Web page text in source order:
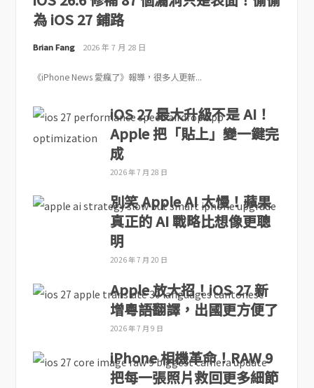
為 iOS 27 鋪路
Brian Fang 2026 年 7 月 28 日
《iPhone News 愛瘋了》報導，很多人更新...
iOS 27 最大升級不是 AI！
Apple 把「貼上」變一鍵完
成
2026 年 7 月 28 日
別笑 Apple AI 太慢！蘋果
真正的 AI 戰略比想像更聰
明
2026 年 7 月 20 日
Apple 放大招！iOS 27 新
增粵語翻譯，出國更方便了
2026 年 7 月 9 日
iPhone 相機革命！RAW 9
把每一張照片救回更多細節